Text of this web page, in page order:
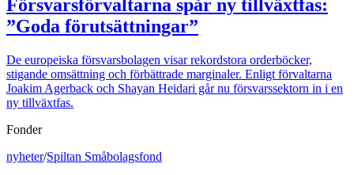
Försvarsförvaltarna spår ny tillväxtfas:
”Goda förutsättningar”
De europeiska försvarsbolagen visar rekordstora orderböcker,
stigande omsättning och förbättrade marginaler. Enligt förvaltarna
Joakim Agerback och Shayan Heidari går nu försvarssektorn in i en
ny tillväxtfas.
Fonder
nyheter/Spiltan Småbolagsfond